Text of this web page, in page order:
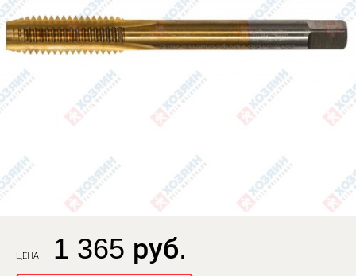
ЦЕНА 1 365 руб.